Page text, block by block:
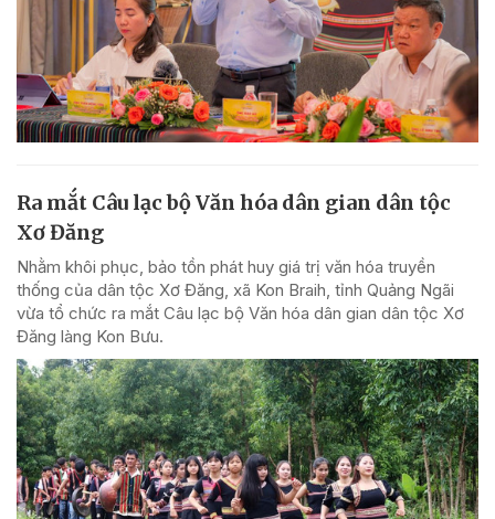
Ra mắt Câu lạc bộ Văn hóa dân gian dân tộc
Xơ Đăng
Nhằm khôi phục, bảo tồn phát huy giá trị văn hóa truyền
thống của dân tộc Xơ Đăng, xã Kon Braih, tỉnh Quảng Ngãi
vừa tổ chức ra mắt Câu lạc bộ Văn hóa dân gian dân tộc Xơ
Đăng làng Kon Bưu.